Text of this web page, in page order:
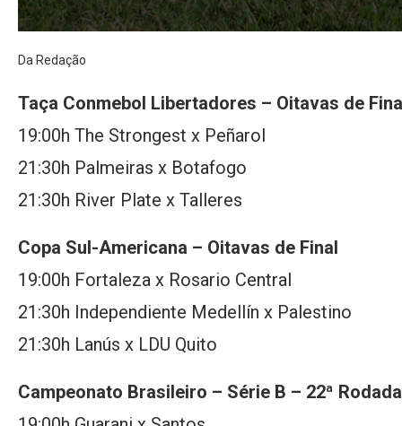
Da Redação
Taça Conmebol Libertadores – Oitavas de
19:00h The Strongest x Peñarol
21:30h Palmeiras x Botafogo
21:30h River Plate x Talleres
Copa Sul-Americana – Oitavas de Final
19:00h Fortaleza x Rosario Central
21:30h Independiente Medellín x Palestino
21:30h Lanús x LDU Quito
Campeonato Brasileiro – Série B – 22ª Rodada